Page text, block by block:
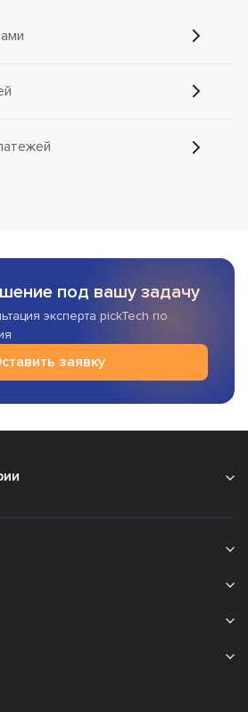
под вашу задачу
эксперта pickTech по
заявку